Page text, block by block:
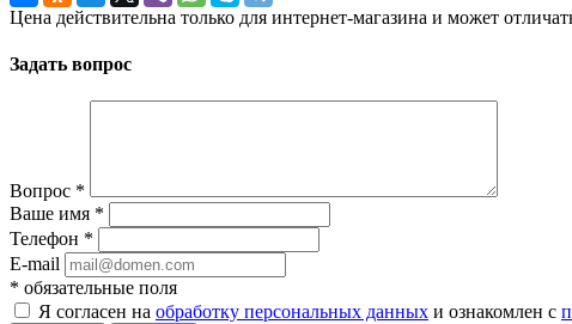
Цена действительна только для интернет-магазина и может
Задать вопрос
Вопрос *
Ваше имя *
Телефон *
E-mail
* обязательные поля
Я согласен на обработку персональных данных и ознакомлен с